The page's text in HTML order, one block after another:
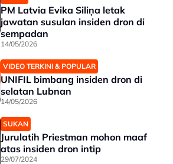
PM Latvia Evika Siliņa letak
jawatan susulan insiden dron di
sempadan
14/05/2026
VIDEO TERKINI & POPULAR
UNIFIL bimbang insiden dron di
selatan Lubnan
14/05/2026
SUKAN
Jurulatih Priestman mohon maaf
atas insiden dron intip
29/07/2024